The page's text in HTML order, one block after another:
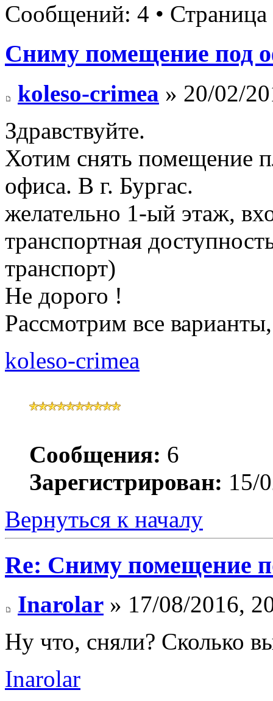
Сообщений: 4 • Страница
Сниму помещение под
koleso-crimea » 20/02/
Здравствуйте.
Хотим снять помещение
офиса. В г. Бургас.
желательно 1-ый этаж,
транспортная
транспорт)
Не дорого !
Рассмотрим все
koleso-crimea
Сообщения: 6
Зарегистрирован: 15/
Вернуться к началу
Re: Сниму помещение
Inarolar » 17/08/2016,
Ну что, сняли? Сколько
Inarolar